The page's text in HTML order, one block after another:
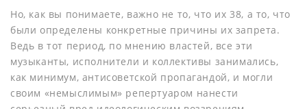
Но, как вы понимаете, важно не то, что их 38, а то, что
были определены конкретные причины их запрета.
Ведь в тот период, по мнению властей, все эти
музыканты, исполнители и коллективы занимались,
как минимум, антисоветской пропагандой, и могли
своим «немыслимым» репертуаром нанести